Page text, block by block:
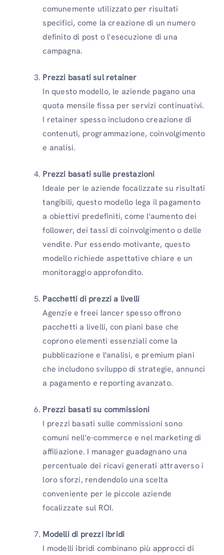
comunemente utilizzato per risultati
specifici, come la creazione di un numero
definito di post o l'esecuzione di una
campagna.
Prezzi basati sul retainer
In questo modello, le aziende pagano una
quota mensile fissa per servizi continuativi.
I retainer spesso includono creazione di
contenuti, programmazione, coinvolgimento
e analisi.
Prezzi basati sulle prestazioni
Ideale per le aziende focalizzate su risultati
tangibili, questo modello lega il pagamento
a obiettivi predefiniti, come l'aumento dei
follower, dei tassi di coinvolgimento o delle
vendite. Pur essendo motivante, questo
modello richiede aspettative chiare e un
monitoraggio approfondito.
Pacchetti di prezzi a livelli
Agenzie e freei lancer spesso offrono
pacchetti a livelli, con piani base che
coprono elementi essenziali come la
pubblicazione e l'analisi, e premium piani
che includono sviluppo di strategie, annunci
a pagamento e reporting avanzato.
Prezzi basati su commissioni
I prezzi basati sulle commissioni sono
comuni nell'e-commerce e nel marketing di
affiliazione. I manager guadagnano una
percentuale dei ricavi generati attraverso i
loro sforzi, rendendolo una scelta
conveniente per le piccole aziende
focalizzate sul ROI.
Modelli di prezzi ibridi
I modelli ibridi combinano più approcci di